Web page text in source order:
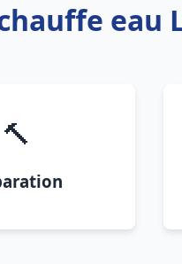
eau
🔨